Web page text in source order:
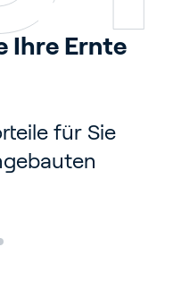
Ihre Ernte
für Sie